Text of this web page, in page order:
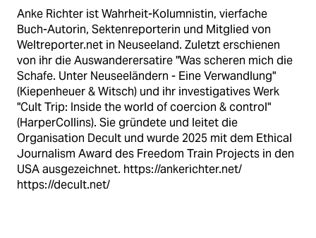
Anke Richter ist Wahrheit-Kolumnistin, vierfache
Buch-Autorin, Sektenreporterin und Mitglied von
Weltreporter.net in Neuseeland. Zuletzt erschienen
von ihr die Auswanderersatire "Was scheren mich die
Schafe. Unter Neuseeländern - Eine Verwandlung"
(Kiepenheuer & Witsch) und ihr investigatives Werk
"Cult Trip: Inside the world of coercion & control"
(HarperCollins). Sie gründete und leitet die
Organisation Decult und wurde 2025 mit dem Ethical
Journalism Award des Freedom Train Projects in den
USA ausgezeichnet. https://ankerichter.net/
https://decult.net/